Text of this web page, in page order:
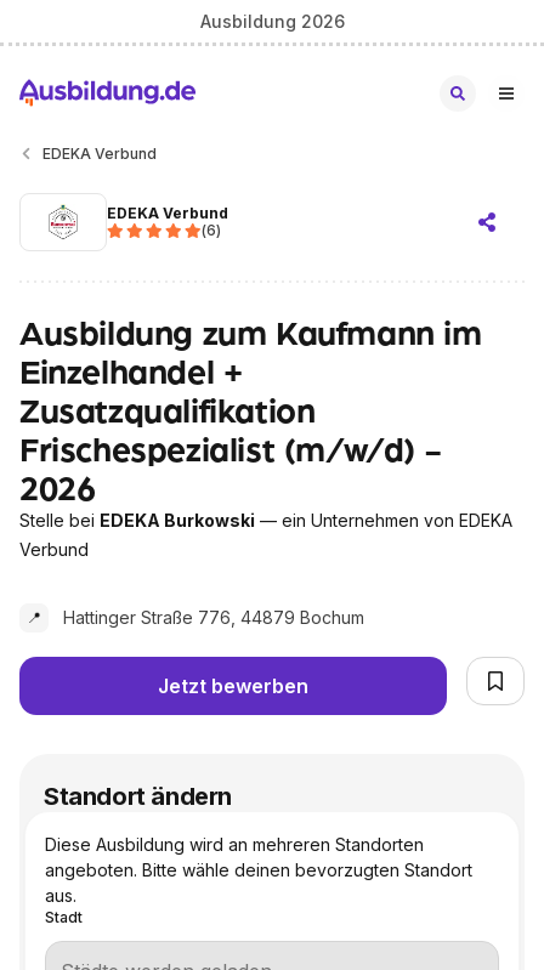
Ausbildung 2026
EDEKA Verbund
EDEKA Verbund
(6)
Ausbildung zum Kaufmann im
Einzelhandel +
Zusatzqualifikation
Frischespezialist (m/w/d) -
2026
Stelle bei EDEKA Burkowski — ein Unternehmen von EDEKA
Verbund
📍 Hattinger Straße 776, 44879 Bochum
Jetzt bewerben
Standort ändern
Diese Ausbildung wird an mehreren Standorten
angeboten. Bitte wähle deinen bevorzugten Standort
aus.
Stadt